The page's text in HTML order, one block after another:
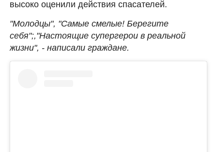
высоко оценили действия спасателей.
"Молодцы", "Самые смелые! Берегите
себя";,"Настоящие супергерои в реальной
жизни", - написали граждане.